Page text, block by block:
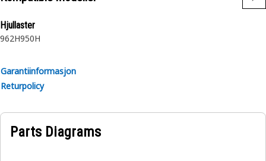
Hjullaster
962H950H
Garantiinformasjon
Returpolicy
Parts Diagrams